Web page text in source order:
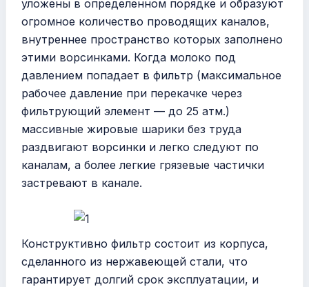
уложены в определенном порядке и образуют
огромное количество проводящих каналов,
внутреннее пространство которых заполнено
этими ворсинками. Когда молоко под
давлением попадает в фильтр (максимальное
рабочее давление при перекачке через
фильтрующий элемент — до 25 атм.)
массивные жировые шарики без труда
раздвигают ворсинки и легко следуют по
каналам, а более легкие грязевые частички
застревают в канале.
Конструктивно фильтр состоит из корпуса,
сделанного из нержавеющей стали, что
гарантирует долгий срок эксплуатации, и